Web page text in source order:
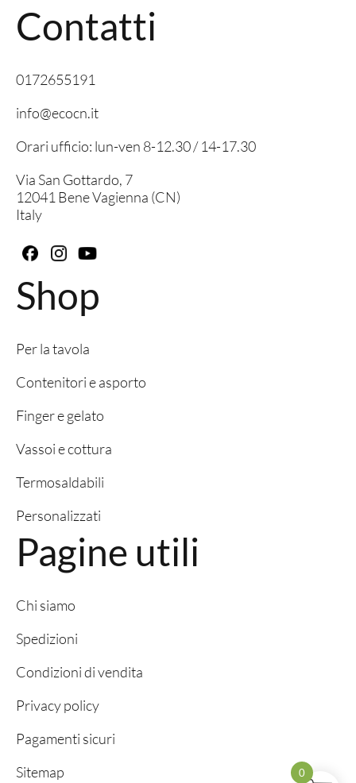
Contatti
0172655191
info@ecocn.it
Orari ufficio: lun-ven 8-12.30 / 14-17.30
Via San Gottardo, 7
12041 Bene Vagienna (CN)
Italy
Shop
Per la tavola
Contenitori e asporto
Finger e gelato
Vassoi e cottura
Termosaldabili
Personalizzati
Pagine utili
Chi siamo
Spedizioni
Condizioni di vendita
Privacy policy
Pagamenti sicuri
Sitemap
0